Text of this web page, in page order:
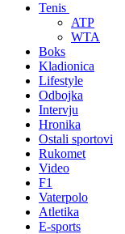
Tenis
ATP
WTA
Boks
Kladionica
Lifestyle
Odbojka
Intervju
Hronika
Ostali sportovi
Rukomet
Video
F1
Vaterpolo
Atletika
E-sports